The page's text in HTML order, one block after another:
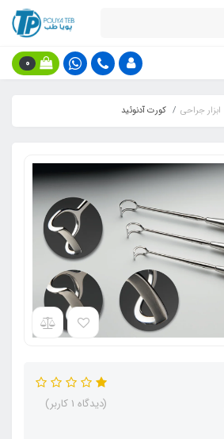
0
ابزار جراحی کورت آدنوئید
(دیدگاه 1 کاربر)